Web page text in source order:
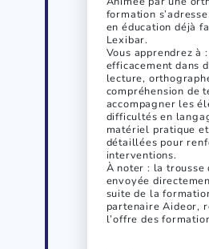
formation
en éducation déjà
Lexibar.
Vous apprendrez à
efficacement dans
lecture,
compréhension de
accompagner les
difficultés en
matériel pratique
détaillées pour
interventions.
À noter : la trousse
envoyée
suite de la
partenaire Aideor,
l’offre des